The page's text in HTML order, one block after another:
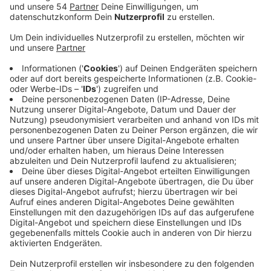
Gegen Rassismus und Diskriminierung am Arbeitsplatz:
verliehen, die sich für die Gleichbehandlung und gegen
Diskriminierung engagieren. Die Schirmherrin des
Preises in diesem Jahr, die IG BAU, ruft die
Mönchengladbacher Azubis dazu auf beim
Wettbewerb mitzumachen. Nirgendwo kämen
Menschen unterschiedlicher Herkunft so nah
zusammen, wie am Arbeitsplatz, so die IG BAU. Die
Gewerkschaft beobachtet mit Sorgen, dass
Populisten und rechte Stimmungsmacher versuchen,
Belegschaften zu spalten und setzt sich für ein
solidarisches Miteinander ein. Der Preis "Die Gelbe
Hand" wird jährlich an Auszubildende vergeben, die sich
für die Vielfalt im Beruf einsetzen und wird mit einem
Preisgeld von 1.000 Euro für den ersten Platz belohnt.